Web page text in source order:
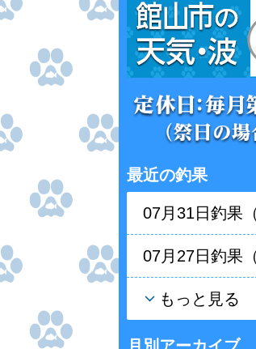
最近の釣果
07月31日釣果（
07月27日釣果（
もっと見る